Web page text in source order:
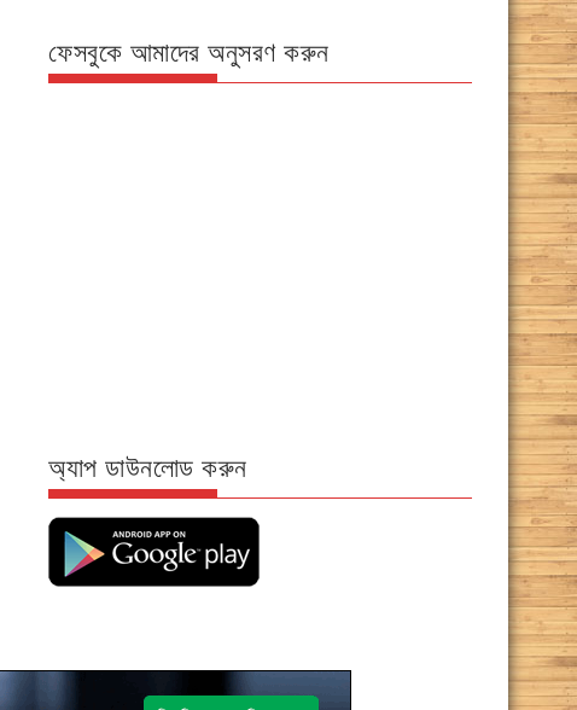
ফেসবুকে আমাদের অনুসরণ করুন
অ্যাপ ডাউনলোড করুন